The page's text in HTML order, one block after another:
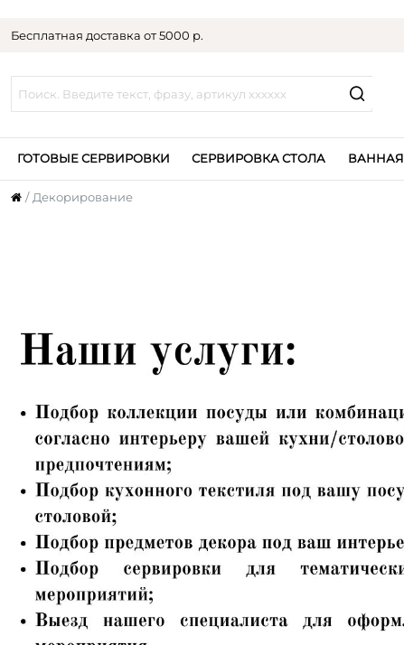
Бесплатная доставка от 5000 р.
ГОТОВЫЕ СЕРВИРОВКИ СЕРВИРОВКА СТОЛА ВАННАЯ
Декорирование